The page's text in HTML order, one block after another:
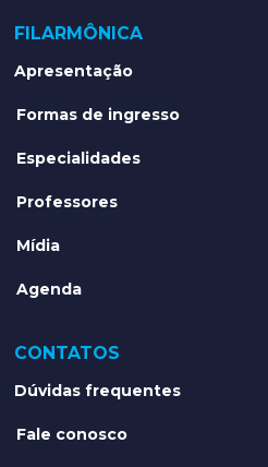
FILARMÔNICA
Apresentação
Formas de ingresso
Especialidades
Professores
Mídia
Agenda
CONTATOS
Dúvidas frequentes
Fale conosco